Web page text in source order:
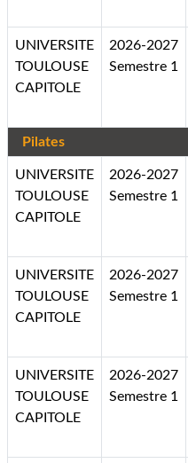
UNIVERSITE
TOULOUSE
CAPITOLE
2026-2027
Semestre 1
Pilates
UNIVERSITE
TOULOUSE
CAPITOLE
2026-2027
Semestre 1
UNIVERSITE
TOULOUSE
CAPITOLE
2026-2027
Semestre 1
UNIVERSITE
TOULOUSE
CAPITOLE
2026-2027
Semestre 1